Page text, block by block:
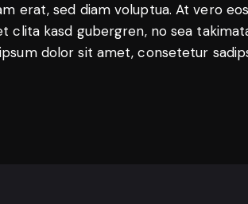
erat, sed diam voluptua. At vero
clita kasd gubergren, no sea
dolor sit amet, consetetur